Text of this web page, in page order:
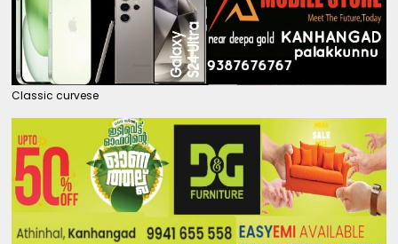
Classic curvese